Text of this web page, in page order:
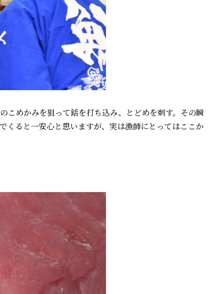
こめかみを狙って銛を打ち込み、とどめを刺す。その瞬
くると一安心と思いますが、実は漁師にとってはここか